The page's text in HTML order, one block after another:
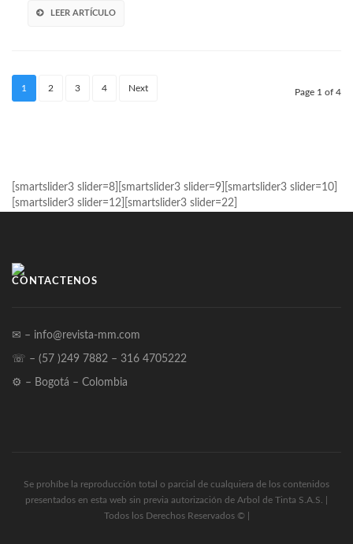
LEER ARTÍCULO
1 2 3 4 Next Page 1 of 4
[smartslider3 slider=8][smartslider3 slider=9][smartslider3 slider=10]
[smartslider3 slider=12][smartslider3 slider=22]
CONTÁCTENOS
✉ – info@revista-mm.com
☏ – (57 )249 7882 – 316 4705222
⚙ – Bogotá – Colombia
Se prohíbe la reproducción total o parcial de cualquiera de los contenidos
presentados en esta web sin previa autorización de Arbol de Tinta S.A.S. |
Todos los Derechos Reservados © |